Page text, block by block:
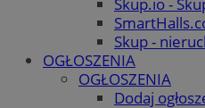
Skup -
OGŁOSZENIA
OGŁOSZENIA
Dodaj